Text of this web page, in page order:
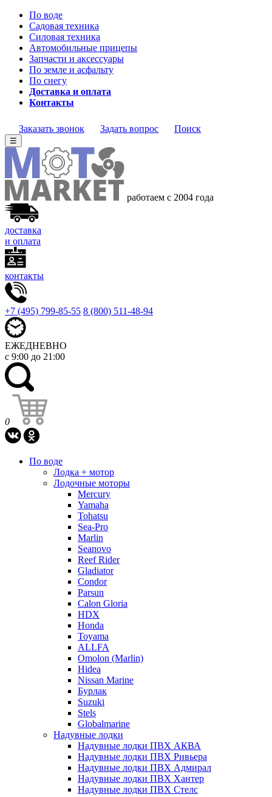
По воде
Садовая техника
Силовая техника
Автомобильные прицепы
Запчасти и аксессуары
По земле и асфальту
По снегу
Доставка и оплата
Контакты
Заказать звонок Задать вопрос Поиск
☰
работаем с 2004 года
доставка
и оплата
контакты
+7 (495) 799-85-55 8 (800) 511-48-94
ЕЖЕДНЕВНО
с 9:00 до 21:00
0
По воде
Лодка + мотор
Лодочные моторы
Mercury
Yamaha
Tohatsu
Sea-Pro
Marlin
Seanovo
Reef Rider
Gladiator
Condor
Parsun
Calon Gloria
HDX
Honda
Toyama
ALLFA
Omolon (Marlin)
Hidea
Nissan Marine
Бурлак
Suzuki
Stels
Globalmarine
Надувные лодки
Надувные лодки ПВХ АКВА
Надувные лодки ПВХ Ривьера
Надувные лодки ПВХ Адмирал
Надувные лодки ПВХ Хантер
Надувные лодки ПВХ Стелс